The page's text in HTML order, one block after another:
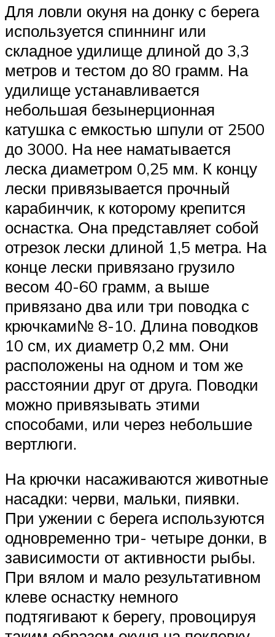
Для ловли окуня на донку с берега
используется спиннинг или
складное удилище длиной до 3,3
метров и тестом до 80 грамм. На
удилище устанавливается
небольшая безынерционная
катушка с емкостью шпули от 2500
до 3000. На нее наматывается
леска диаметром 0,25 мм. К концу
лески привязывается прочный
карабинчик, к которому крепится
оснастка. Она представляет собой
отрезок лески длиной 1,5 метра. На
конце лески привязано грузило
весом 40-60 грамм, а выше
привязано два или три поводка с
крючками№ 8-10. Длина поводков
10 см, их диаметр 0,2 мм. Они
расположены на одном и том же
расстоянии друг от друга. Поводки
можно привязывать этими
способами, или через небольшие
вертлюги.
На крючки насаживаются животные
насадки: черви, мальки, пиявки.
При ужении с берега используются
одновременно три- четыре донки, в
зависимости от активности рыбы.
При вялом и мало результативном
клеве оснастку немного
подтягивают к берегу, провоцируя